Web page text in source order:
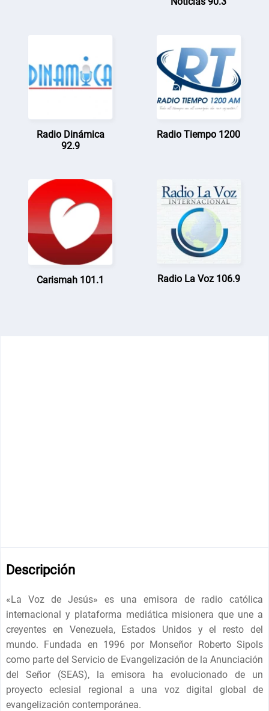
Radio Dinámica
92.9
Radio Tiempo 1200
Carismah 101.1 Radio La Voz 106.9
Descripción
«La Voz de Jesús» es una emisora ​​de radio católica
internacional y plataforma mediática misionera que une a
creyentes en Venezuela, Estados Unidos y el resto del
mundo. Fundada en 1996 por Monseñor Roberto Sipols
como parte del Servicio de Evangelización de la Anunciación
del Señor (SEAS), la emisora ​​ha evolucionado de un
proyecto eclesial regional a una voz digital global de
evangelización contemporánea.